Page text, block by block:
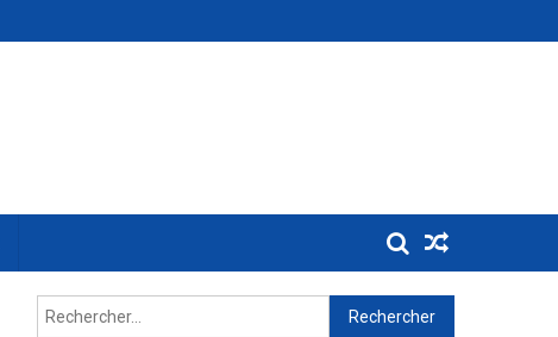
Rechercher :